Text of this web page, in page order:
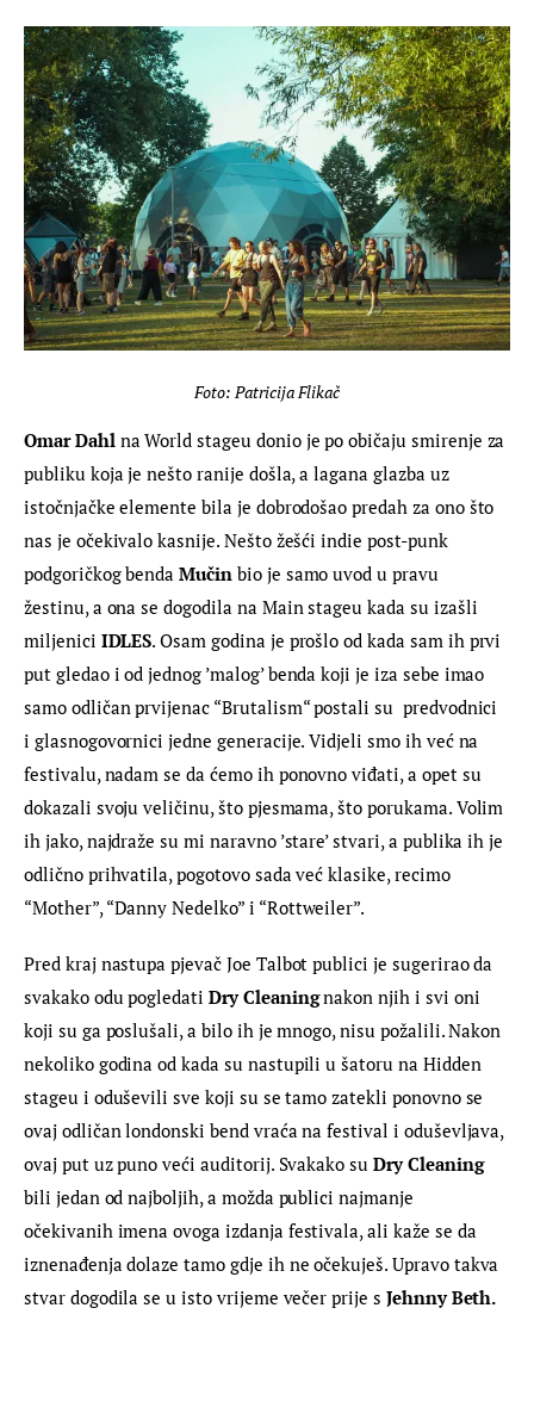
Foto: Patricija Flikač
Omar Dahl na World stageu donio je po običaju smirenje za
publiku koja je nešto ranije došla, a lagana glazba uz
istočnjačke elemente bila je dobrodošao predah za ono što
nas je očekivalo kasnije. Nešto žešći indie post-punk
podgoričkog benda Mučin bio je samo uvod u pravu
žestinu, a ona se dogodila na Main stageu kada su izašli
miljenici IDLES. Osam godina je prošlo od kada sam ih prvi
put gledao i od jednog ’malog’ benda koji je iza sebe imao
samo odličan prvijenac “Brutalism“ postali su  predvodnici
i glasnogovornici jedne generacije. Vidjeli smo ih već na
festivalu, nadam se da ćemo ih ponovno viđati, a opet su
dokazali svoju veličinu, što pjesmama, što porukama. Volim
ih jako, najdraže su mi naravno ’stare’ stvari, a publika ih je
odlično prihvatila, pogotovo sada već klasike, recimo
“Mother”, “Danny Nedelko” i “Rottweiler”.
Pred kraj nastupa pjevač Joe Talbot publici je sugerirao da
svakako odu pogledati Dry Cleaning nakon njih i svi oni
koji su ga poslušali, a bilo ih je mnogo, nisu požalili. Nakon
nekoliko godina od kada su nastupili u šatoru na Hidden
stageu i oduševili sve koji su se tamo zatekli ponovno se
ovaj odličan londonski bend vraća na festival i oduševljava,
ovaj put uz puno veći auditorij. Svakako su Dry Cleaning
bili jedan od najboljih, a možda publici najmanje
očekivanih imena ovoga izdanja festivala, ali kaže se da
iznenađenja dolaze tamo gdje ih ne očekuješ. Upravo takva
stvar dogodila se u isto vrijeme večer prije s Jehnny Beth.